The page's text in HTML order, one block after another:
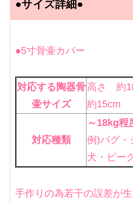
●サイズ詳細●
●5寸骨壷カバー
対応する陶器骨
壷サイズ
高さ 約
約15cm
対応種類
～18kg程
例)パグ・
犬・ビー
手作りの為若干の誤差が